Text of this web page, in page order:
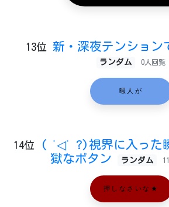
13位 新・深夜テンション
ランダム 0人回覧
暇人が
14位
( ˙◁˙ ?)視界に入った
獄なボタン
ランダム
押しなさいな★